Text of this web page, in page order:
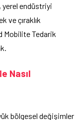
yerel endüstriyi
ve çıraklık
Mobilite Tedarik
Nasıl
bölgesel değişimler